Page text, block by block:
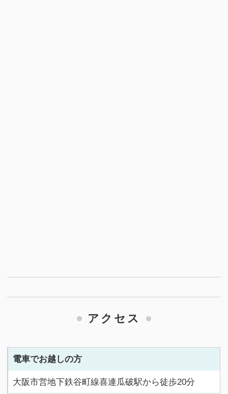
アクセス
電車でお越しの方
大阪市営地下鉄谷町線喜連瓜破駅から徒歩20分